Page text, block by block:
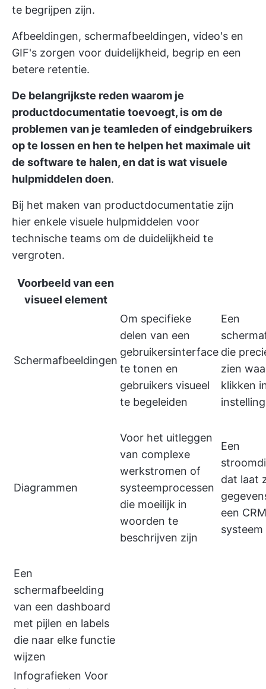
te begrijpen zijn.
Afbeeldingen, schermafbeeldingen, video's en
GIF's zorgen voor duidelijkheid, begrip en een
betere retentie.
De belangrijkste reden waarom je
productdocumentatie toevoegt, is om de
problemen van je teamleden of eindgebruikers
op te lossen en hen te helpen het maximale uit
de software te halen, en dat is wat visuele
hulpmiddelen doen.
Bij het maken van productdocumentatie zijn
hier enkele visuele hulpmiddelen voor
technische teams om de duidelijkheid te
vergroten.
Voorbeeld van een
visueel element
Schermafbeeldingen
Om specifieke
delen van een
gebruikersinterface
te tonen en
gebruikers visueel
te begeleiden
Een
die
zien
klikken
Diagrammen
Voor het uitleggen
van complexe
werkstromen of
systeemprocessen
die moeilijk in
woorden te
beschrijven zijn
Een
dat laat
een
Een
schermafbeelding
van een dashboard
met pijlen en labels
die naar elke functie
wijzen
Infografieken Voor